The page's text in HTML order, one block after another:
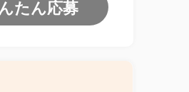
たん応募